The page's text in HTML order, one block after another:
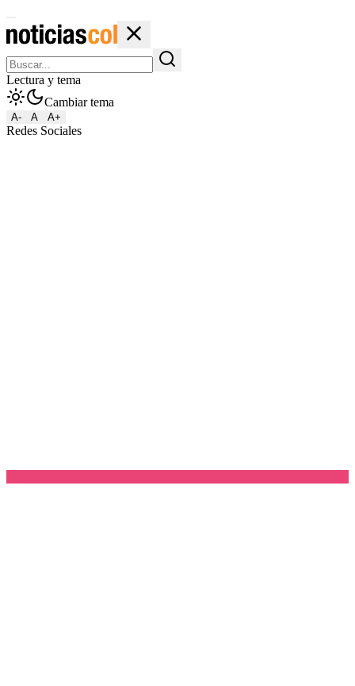
Lectura y tema
Cambiar tema
A- A A+
Redes Sociales